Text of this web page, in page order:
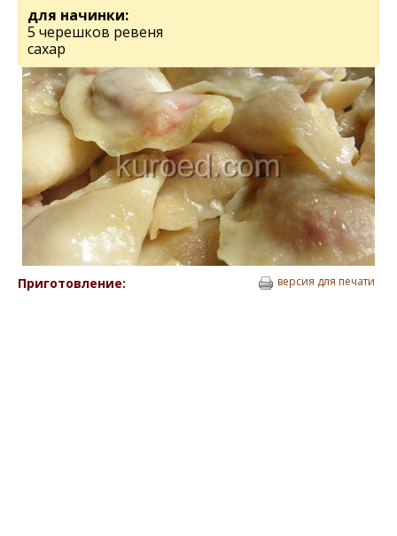
для начинки:
5 черешков ревеня
сахар
Приготовление: версия для печати